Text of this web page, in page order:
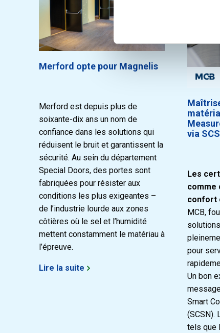
Merford opte pour Magnelis
Merford est depuis plus de
soixante-dix ans un nom de
confiance dans les solutions qui
réduisent le bruit et garantissent la
sécurité. Au sein du département
Special Doors, des portes sont
fabriquées pour résister aux
conditions les plus exigeantes –
de l’industrie lourde aux zones
côtières où le sel et l’humidité
mettent constamment le matériau à
l’épreuve.
Lire la suite
via
Les
comme
confort
MCB,
pour
Un bon
Smart
(SCSN).
tels que